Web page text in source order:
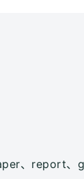
、report